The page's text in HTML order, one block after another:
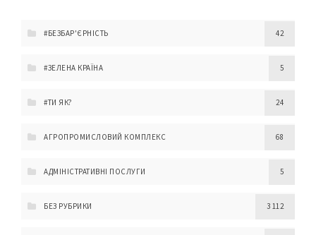
#БЕЗБАР'ЄРНІСТЬ 42
#ЗЕЛЕНА КРАЇНА 5
#ТИ ЯК? 24
АГРОПРОМИСЛОВИЙ КОМПЛЕКС 68
АДМІНІСТРАТИВНІ ПОСЛУГИ 5
БЕЗ РУБРИКИ 3 112